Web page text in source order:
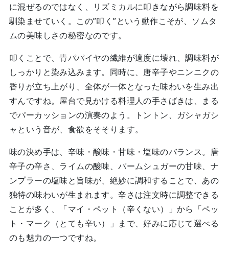
に混ぜるのではなく、リズミカルに叩きながら調味料を
馴染ませていく。この”叩く”という動作こそが、ソムタ
ムの美味しさの秘密なのです。
叩くことで、青パパイヤの繊維が適度に壊れ、調味料が
しっかりと染み込みます。同時に、唐辛子やニンニクの
香りが立ち上がり、全体が一体となった味わいを生み出
すんですね。屋台で見かける料理人の手さばきは、まる
でパーカッションの演奏のよう。トントン、ガシャガシ
ャという音が、食欲をそそります。
味の決め手は、辛味・酸味・甘味・塩味のバランス。唐
辛子の辛さ、ライムの酸味、パームシュガーの甘味、ナ
ンプラーの塩味と旨味が、絶妙に調和することで、あの
独特の味わいが生まれます。辛さは注文時に調整できる
ことが多く、「マイ・ペット（辛くない）」から「ペッ
ト・マーク（とても辛い）」まで、好みに応じて選べる
のも魅力の一つですね。